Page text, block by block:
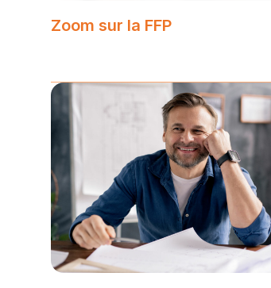
Zoom sur la FFP